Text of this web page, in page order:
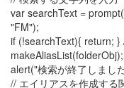
var searchText =
"FM");
if (!searchText){ return; }
makeAliasList(folderObj);
alert("検索が終了しまし
// エイリアスを作成する